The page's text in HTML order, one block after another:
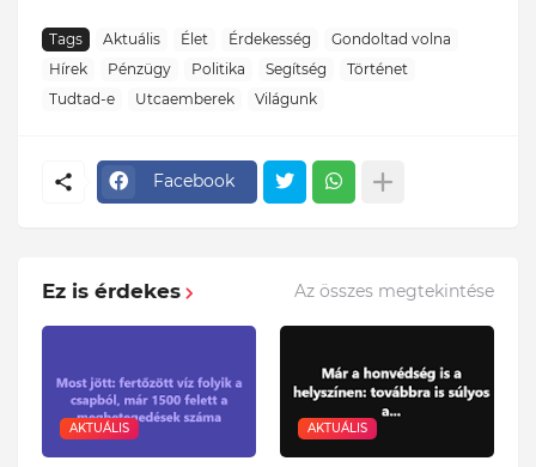
Tags Aktuális Élet Érdekesség
Gondoltad volna
Hírek
Pénzügy Politika Segítség
Történet
Tudtad-e
Utcaemberek Világunk
Facebook
Ez is érdekes Az összes megtekintése
AKTUÁLIS AKTUÁLIS